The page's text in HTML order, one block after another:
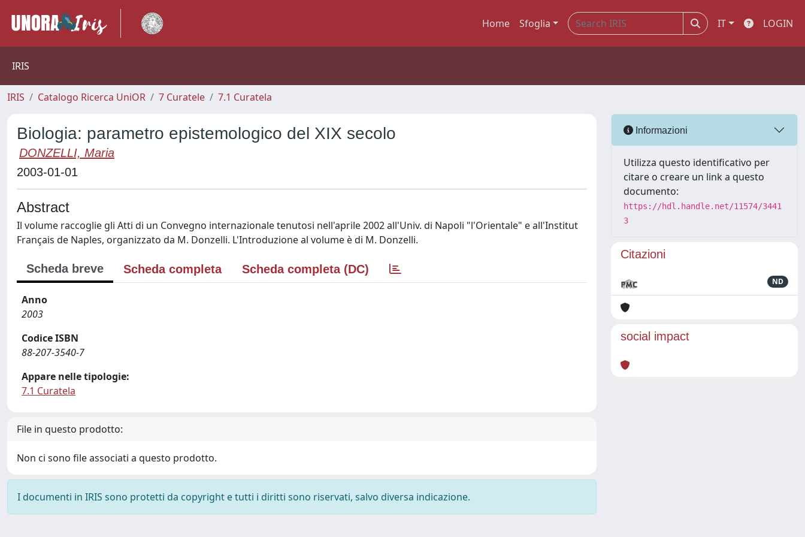
Home Sfoglia IT LOGIN
IRIS
IRIS Catalogo Ricerca UniOR 7 Curatele 7.1 Curatela
Biologia: parametro epistemologico del XIX secolo
DONZELLI, Maria
2003-01-01
Abstract
Il volume raccoglie gli Atti di un Convegno internazionale tenutosi nell'aprile 2002 all'Univ. di Napoli "l'Orientale" e all'Institut
Français de Naples, organizzato da M. Donzelli. L'Introduzione al volume è di M. Donzelli.
Scheda breve Scheda completa Scheda completa (DC)
Anno
2003
Codice ISBN
88-207-3540-7
Appare nelle tipologie:
7.1 Curatela
File in questo prodotto:
Non ci sono file associati a questo prodotto.
I documenti in IRIS sono protetti da copyright e tutti i diritti sono riservati, salvo diversa indicazione.
Informazioni
Utilizza questo identificativo per
citare o creare un link a questo
documento:
https://hdl.handle.net/11574/3441
3
Citazioni
ND
social impact